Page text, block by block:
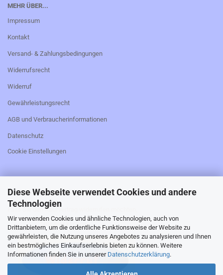
Diese Webseite verwendet Cookies und andere
Technologien
Wir verwenden Cookies und ähnliche Technologien, auch von
Drittanbietern, um die ordentliche Funktionsweise der Website zu
gewährleisten, die Nutzung unseres Angebotes zu analysieren und Ihnen
ein bestmögliches Einkaufserlebnis bieten zu können. Weitere
Informationen finden Sie in unserer Datenschutzerklärung.
MEHR ÜBER...
Impressum
Kontakt
Versand- & Zahlungsbedingungen
Widerrufsrecht
Widerruf
Gewährleistungsrecht
AGB und Verbraucherinformationen
Datenschutz
Cookie Einstellungen
_________________________________________________
Falls Sie den Kaufvertrag widerrufen möchten,
bitte hier klicken: